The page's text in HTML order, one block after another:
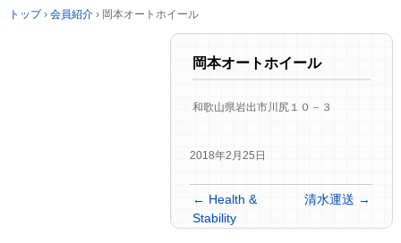
トップ › 会員紹介 › 岡本オートホイール
岡本オートホイール
和歌山県岩出市川尻１０－３
2018年2月25日
← Health &
Stability
清水運送 →